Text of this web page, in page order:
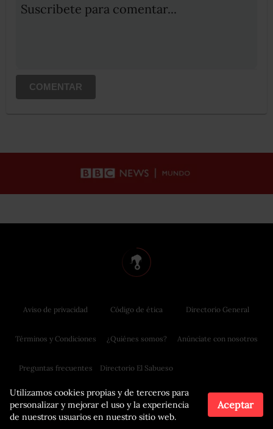
Suscribete para comentar...
COMENTAR
Utilizamos cookies propias y de terceros para
personalizar y mejorar el uso y la experiencia
de nuestros usuarios en nuestro sitio web.
Aceptar
Aviso de privacidad
Términos y Condiciones
Preguntas frecuentes
Código de ética
¿Quiénes somos?
Directorio El Sabueso
Directorio General
Anúnciate con nosotros